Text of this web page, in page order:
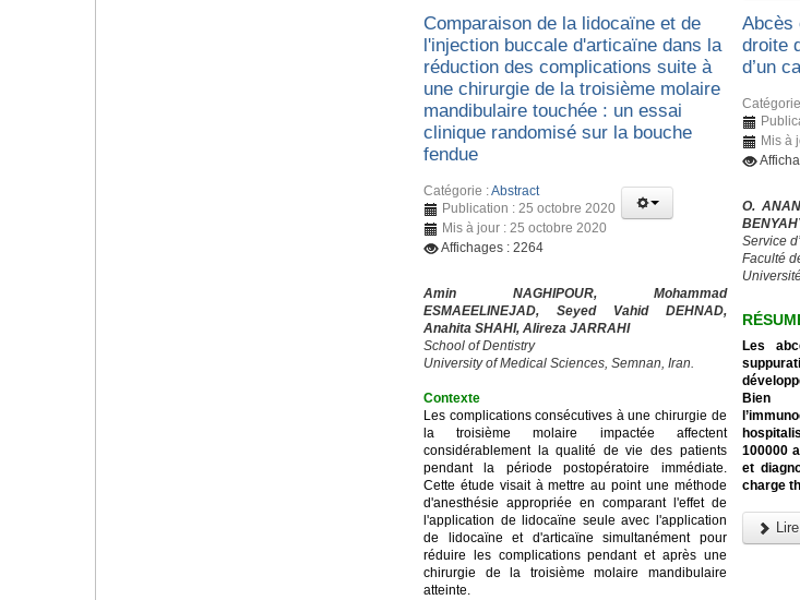
Comparaison de la lidocaïne et de
l'injection buccale d'articaïne dans la
réduction des complications suite à
une chirurgie de la troisième molaire
mandibulaire touchée : un essai
clinique randomisé sur la bouche
fendue
Catégorie :Abstract
Publication : 25 octobre 2020
Mis à jour : 25 octobre 2020
Affichages : 2264
Amin NAGHIPOUR, Mohammad
ESMAEELINEJAD, Seyed Vahid DEHNAD,
Anahita SHAHI, Alireza JARRAHI
School of Dentistry
University of Medical Sciences, Semnan, Iran.
Contexte
Les complications consécutives à une chirurgie de
la troisième molaire impactée affectent
considérablement la qualité de vie des patients
pendant la période postopératoire immédiate.
Cette étude visait à mettre au point une méthode
d'anesthésie appropriée en comparant l'effet de
l'application de lidocaïne seule avec l'application
de lidocaïne et d'articaïne simultanément pour
réduire les complications pendant et après une
chirurgie de la troisième molaire mandibulaire
atteinte.
Abcès
droite
d’un
Mis à
O.
Service
Faculté
Les
Bien
100000
et
charge